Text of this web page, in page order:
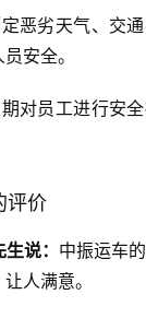
恶劣天气、交
安全。
对员工进行安
评价
说： 中振运车
人满意。